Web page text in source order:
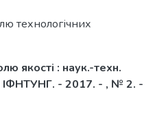
технологічних
якості : наук.-техн.
ІФНТУНГ. - 2017. - , № 2. -